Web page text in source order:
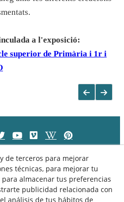
a l'exposició:
superior de Primària i 1r i
de terceros para mejorar
técnicas, para mejorar tu
almacenar tus preferencias
publicidad relacionada con
análisis de tus hábitos de